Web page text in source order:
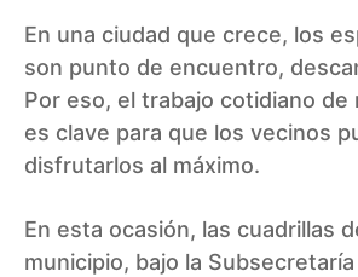
En una ciudad que crece, los
son punto de encuentro,
Por eso, el trabajo cotidiano de
es clave para que los vecinos
disfrutarlos al máximo.
En esta ocasión, las cuadrillas
municipio, bajo la